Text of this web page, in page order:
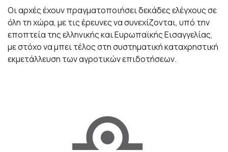
Οι αρχές έχουν πραγματοποιήσει δεκάδες ελέγχους σε
όλη τη χώρα, με τις έρευνες να συνεχίζονται, υπό την
εποπτεία της ελληνικής και Ευρωπαϊκής Εισαγγελίας,
με στόχο να μπει τέλος στη συστηματική καταχρηστική
εκμετάλλευση των αγροτικών επιδοτήσεων.